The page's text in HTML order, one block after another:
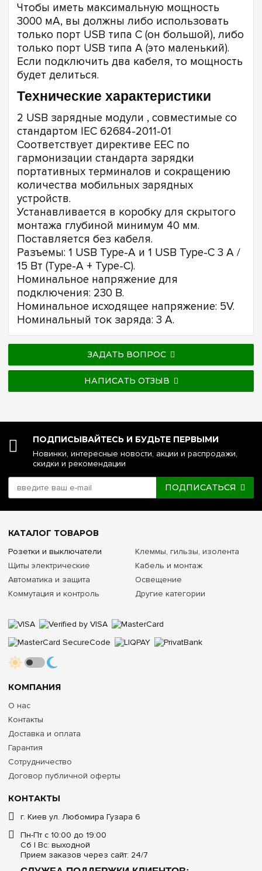
Чтобы иметь максимальную мощность
3000 мА, вы должны либо использовать
только порт USB типа C (он большой), либо
только порт USB типа A (это маленький).
Если подключить два кабеля, то мощность
будет делиться.
Технические характеристики
2 USB зарядные модули , совместимые со
стандартом IEC 62684-2011-01
Соответствует директиве EEC по
гармонизации стандарта зарядки
портативных терминалов и сокращению
количества мобильных зарядных
устройств.
Устанавливается в коробку для скрытого
монтажа глубиной минимум 40 мм.
Поставляется без кабеля.
Разъемы: 1 USB Type-A и 1 USB Type-C 3 A /
15 Вт (Type-A + Type-C).
Номинальное напряжение для
подключения: 230 В.
Номинальное исходящее напряжение: 5V.
Номинальный ток заряда: 3 A.
ЗАДАТЬ ВОПРОС
НАПИСАТЬ ОТЗЫВ
ПОДПИСЫВАЙТЕСЬ И БУДЬТЕ ПЕРВЫМИ
Новинки, интересные новости, акции и распродажи,
скидки и рекомендации
ПОДПИСАТЬСЯ
КОНТАКТЫ
г. Киев ул. Любомира Гузара 6
Пн-Пт с 10:00 до 19:00
Сб | Вс: выходной
Прием заказов через сайт: 24/7
КОМПАНИЯ
О нас
Контакты
Доставка и оплата
Гарантия
Сотрудничество
Договор публичной оферты
КАТАЛОГ ТОВАРОВ
Розетки и выключатели
Щиты электрические
Автоматика и защита
Коммутация и контроль
Клеммы, гильзы, изолента
Кабель и монтаж
Освещение
Другие категории